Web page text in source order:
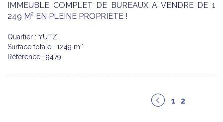
IMMEUBLE COMPLET DE BUREAUX A VENDRE DE 1
249 M² EN PLEINE PROPRIETE !
Quartier : YUTZ
Surface totale : 1249 m²
Référence : 9479
1 2